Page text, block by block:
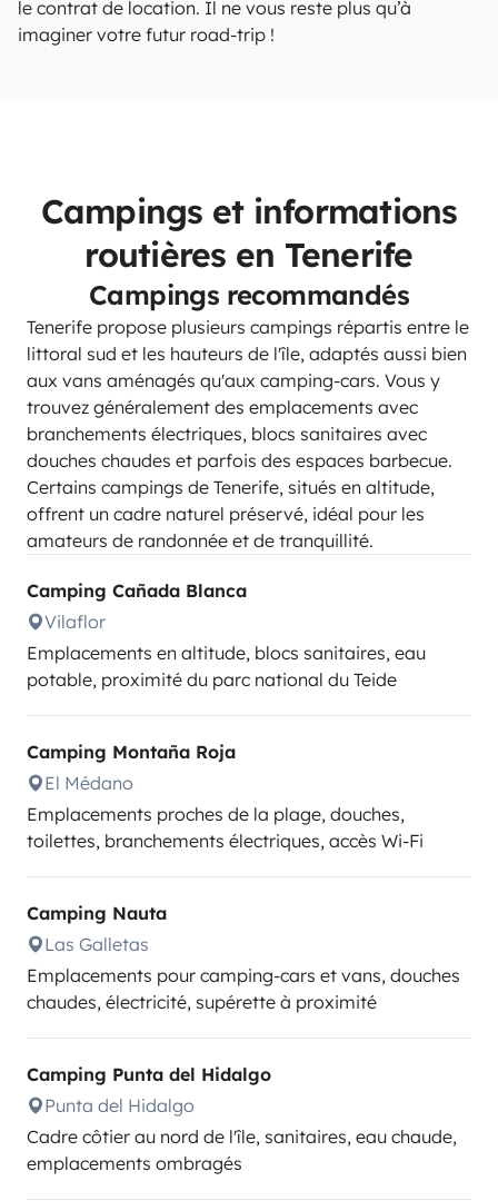
le contrat de location. Il ne vous reste plus qu’à
imaginer votre futur road-trip !
Campings et informations
routières en Tenerife
Campings recommandés
Tenerife propose plusieurs campings répartis entre le
littoral sud et les hauteurs de l'île, adaptés aussi bien
aux vans aménagés qu'aux camping-cars. Vous y
trouvez généralement des emplacements avec
branchements électriques, blocs sanitaires avec
douches chaudes et parfois des espaces barbecue.
Certains campings de Tenerife, situés en altitude,
offrent un cadre naturel préservé, idéal pour les
amateurs de randonnée et de tranquillité.
Camping Cañada Blanca
Vilaflor
Emplacements en altitude, blocs sanitaires, eau
potable, proximité du parc national du Teide
Camping Montaña Roja
El Médano
Emplacements proches de la plage, douches,
toilettes, branchements électriques, accès Wi-Fi
Camping Nauta
Las Galletas
Emplacements pour camping-cars et vans, douches
chaudes, électricité, supérette à proximité
Camping Punta del Hidalgo
Punta del Hidalgo
Cadre côtier au nord de l'île, sanitaires, eau chaude,
emplacements ombragés